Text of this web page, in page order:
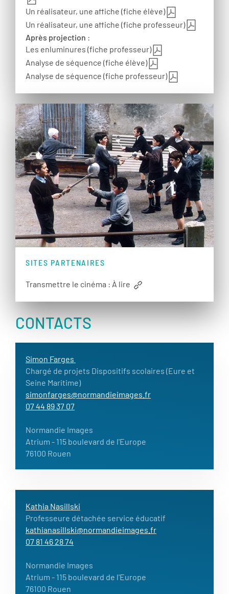
Un réalisateur, une affiche (fiche élève)
Un réalisateur, une affiche (fiche professeur)
Après projection :
Les enluminures (fiche professeur)
Analyse de séquence (fiche élève)
Analyse de séquence (fiche professeur)
SITES PARTENAIRES
Transmettre le cinéma : À lire
CONTACTS
Simon Farges
Chargé de projets Dispositifs scolaires (Eure et
Seine Maritime)
simonfarges@normandieimages.fr
07 44 89 37 07
Normandie Images
Atrium - 115 boulevard de l'Europe
76100 Rouen
Kathia Nasillski
Professeure détachée service éducatif
kathianasillski@normandieimages.fr
07 81 46 28 74
Normandie Images
Atrium - 115 boulevard de l'Europe
76100 Rouen